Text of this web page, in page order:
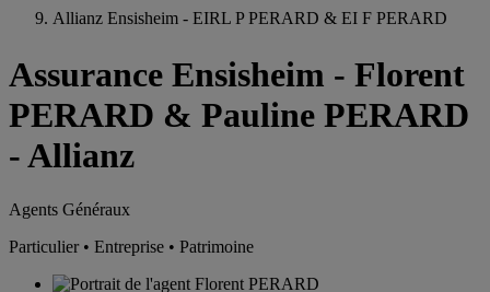
Allianz Ensisheim - EIRL P PERARD & EI F PERARD
Assurance Ensisheim - Florent
PERARD & Pauline PERARD
- Allianz
Agents Généraux
Particulier • Entreprise • Patrimoine